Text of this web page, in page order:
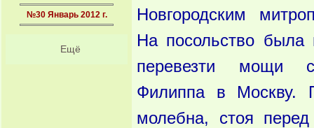
№30 Январь 2012 г.
Ещё
Новгородским
На посольство была
перевезти мощи
Филиппа в Москву.
молебна, стоя